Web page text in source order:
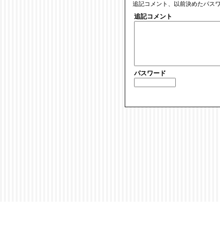
追記コメント、以前決めたパス
追記コメント
パスワード